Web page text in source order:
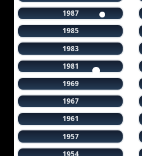
1987
1985
1983
1981
1969
1967
1961
1957
1954